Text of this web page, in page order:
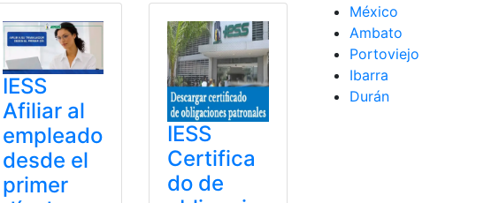
IESS
Afiliar al
empleado
desde el
primer
IESS
Certifica
do de
México
Ambato
Portoviejo
Ibarra
Durán